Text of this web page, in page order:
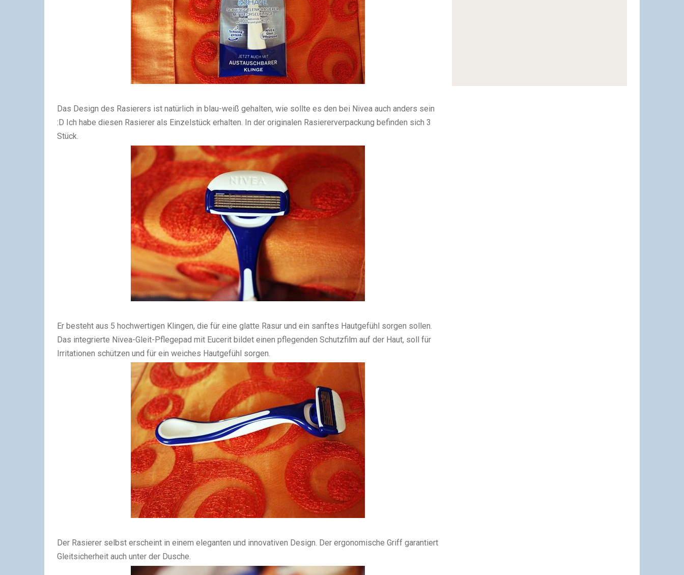
Das Design des Rasierers ist natürlich in blau-weiß gehalten, wie sollte es den bei Nivea auch anders sein
:D Ich habe diesen Rasierer als Einzelstück erhalten. In der originalen Rasiererverpackung befinden sich 3
Stück.
Er besteht aus 5 hochwertigen Klingen, die für eine glatte Rasur und ein sanftes Hautgefühl sorgen sollen.
Das integrierte Nivea-Gleit-Pflegepad mit Eucerit bildet einen pflegenden Schutzfilm auf der Haut, soll für
Irritationen schützen und für ein weiches Hautgefühl sorgen.
Der Rasierer selbst erscheint in einem eleganten und innovativen Design. Der ergonomische Griff garantiert
Gleitsicherheit auch unter der Dusche.